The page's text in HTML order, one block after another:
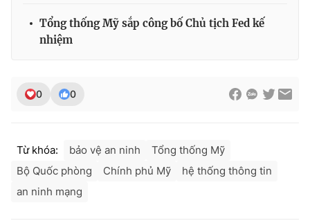
Tổng thống Mỹ sắp công bố Chủ tịch Fed kế
nhiệm
0 0
Từ khóa: bảo vệ an ninh
Tổng thống Mỹ
Bộ Quốc phòng
Chính phủ Mỹ
hệ thống thông tin
an ninh mạng